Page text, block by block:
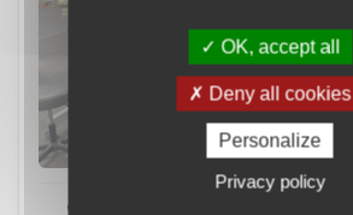
OK, accept all
Deny all cookies
Personalize
Privacy policy